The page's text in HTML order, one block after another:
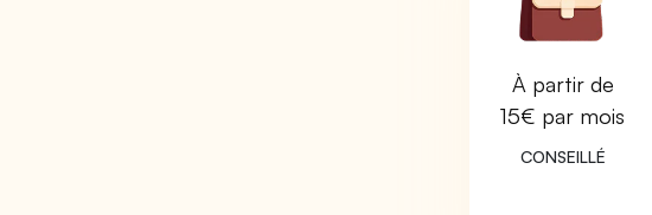
À partir de
15€ par mois
CONSEILLÉ